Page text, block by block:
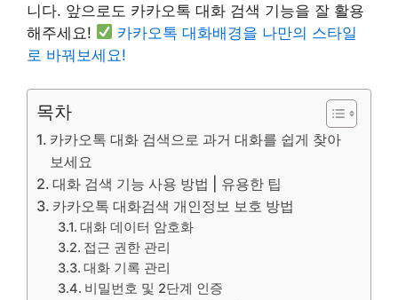
니다. 앞으로도 카카오톡 대화 검색 기능을 잘 활용
해주세요!
카카오톡 대화배경을 나만의 스타일
로 바꿔보세요!
목차
카카오톡 대화 검색으로 과거 대화를 쉽게 찾아
보세요
대화 검색 기능 사용 방법 | 유용한 팁
카카오톡 대화검색 개인정보 보호 방법
대화 데이터 암호화
접근 권한 관리
대화 기록 관리
비밀번호 및 2단계 인증